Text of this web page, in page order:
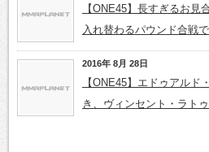
【ONE45】長すぎるお見
入れ替わるパウンド合戦
2016年 8月 28日
【ONE45】エドゥアルド
き、ヴィンセント・ラト